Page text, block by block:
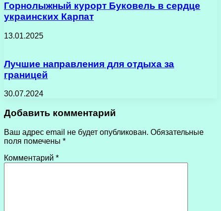
Горнолыжный курорт Буковель в сердце
украинских Карпат
13.01.2025
Лучшие направления для отдыха за
границей
30.07.2024
Добавить комментарий
Ваш адрес email не будет опубликован. Обязательные
поля помечены *
Комментарий *